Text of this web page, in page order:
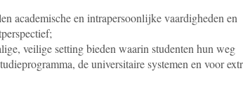
academische en intrapersoonlijke vaardigheden en
veilige setting bieden waarin studenten hun weg
de universitaire systemen en voor